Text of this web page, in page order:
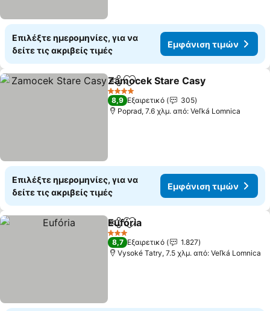
Επιλέξτε ημερομηνίες, για να
δείτε τις ακριβείς τιμές
Εμφάνιση τιμών
Κοινοποίηση
Προσθήκη στα αγαπημένα
Zamocek Stare Casy
4 Αστέρια
8,9 Εξαιρετικό
305
Poprad, 7.6 χλμ. από: Veľká Lomnica
Επιλέξτε ημερομηνίες, για να
δείτε τις ακριβείς τιμές
Εμφάνιση τιμών
Κοινοποίηση
Προσθήκη στα αγαπημένα
Eufória
3 Αστέρια
8,7 Εξαιρετικό
1.827
Vysoké Tatry, 7.5 χλμ. από: Veľká Lomnica